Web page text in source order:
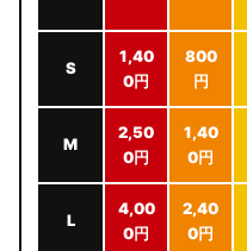
S
1,40
0円
800
円
M
2,50
0円
1,40
0円
L
4,00
0円
2,40
0円